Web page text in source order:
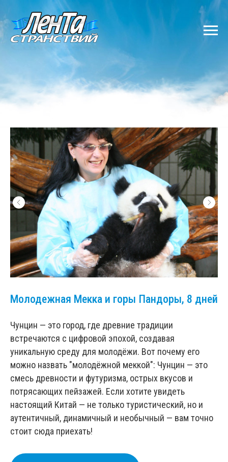
Молодежная Мекка и горы Пандоры, 8 дней
Чунцин — это город, где древние традиции
встречаются с цифровой эпохой, создавая
уникальную среду для молодёжи. Вот почему его
можно назвать "молодёжной меккой": Чунцин — это
смесь древности и футуризма, острых вкусов и
потрясающих пейзажей. Если хотите увидеть
настоящий Китай — не только туристический, но и
аутентичный, динамичный и необычный — вам точно
стоит сюда приехать!